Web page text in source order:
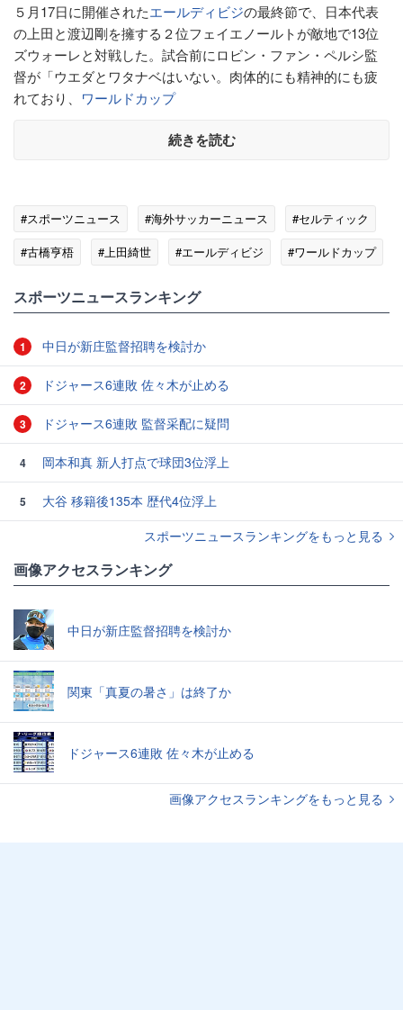
５月17日に開催されたエールディビジの最終節で、日本代表
の上田と渡辺剛を擁する２位フェイエノールトが敵地で13位
ズウォーレと対戦した。試合前にロビン・ファン・ペルシ監
督が「ウエダとワタナベはいない。肉体的にも精神的にも疲
れており、 ワールドカップ
続きを読む
#スポーツニュース #海外サッカーニュース
#セルティック
#古橋亨梧
#上田綺世 #エールディビジ
#ワールドカップ
スポーツニュースランキング
1 中日が新庄監督招聘を検討か
2 ドジャース6連敗 佐々木が止める
3 ドジャース6連敗 監督采配に疑問
4 岡本和真 新人打点で球団3位浮上
5
大谷 移籍後135本 歴代4位浮上
スポーツニュースランキングをもっと見る
画像アクセスランキング
中日が新庄監督招聘を検討か
関東「真夏の暑さ」は終了か
ドジャース6連敗 佐々木が止める
画像アクセスランキングをもっと見る